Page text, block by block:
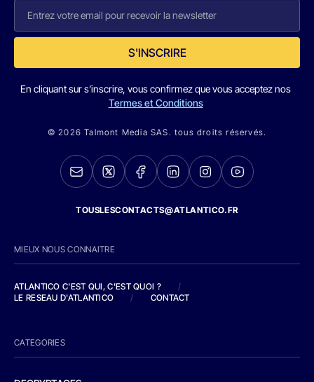
S'INSCRIRE
En cliquant sur s'inscrire, vous confirmez que vous acceptez nos
Termes et Conditions
© 2026 Talmont Media SAS. tous droits réservés.
TOUSLESCONTACTS@ATLANTICO.FR
MIEUX NOUS CONNAITRE
ATLANTICO C'EST QUI, C'EST QUOI ?
/
LE RESEAU D'ATLANTICO
/ CONTACT
CATEGORIES